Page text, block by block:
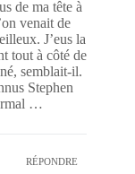
de ma tête à
venait de
J’eus la
tout à côté de
semblait-il.
Stephen
…
RÉPONDRE